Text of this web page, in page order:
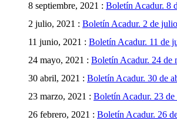
8 septiembre, 2021 : Boletín Acadur. 8
2 julio, 2021 : Boletín Acadur. 2 de julio
11 junio, 2021 : Boletín Acadur. 11 de
24 mayo, 2021 : Boletín Acadur. 24 de
30 abril, 2021 : Boletín Acadur. 30 de
23 marzo, 2021 : Boletín Acadur. 23 de
26 febrero, 2021 : Boletín Acadur. 26